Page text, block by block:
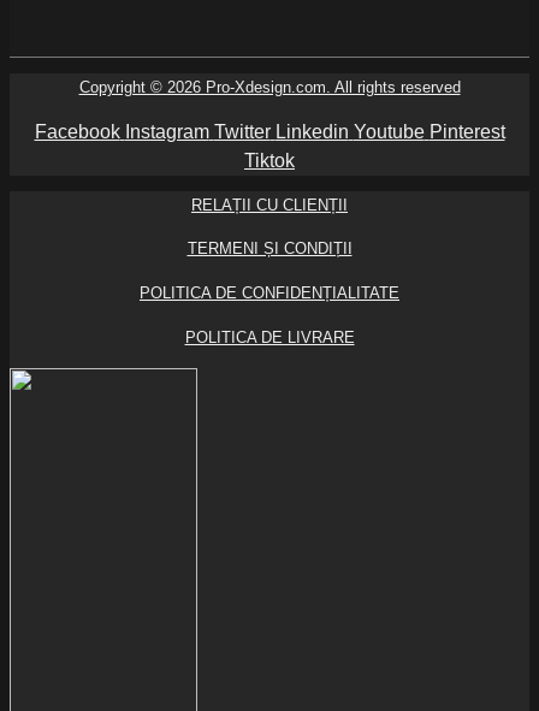
Copyright © 2026 Pro-Xdesign.com. All rights reserved
Facebook Instagram Twitter Linkedin Youtube Pinterest
Tiktok
RELAȚII CU CLIENȚII
TERMENI ȘI CONDIȚII
POLITICA DE CONFIDENȚIALITATE
POLITICA DE LIVRARE